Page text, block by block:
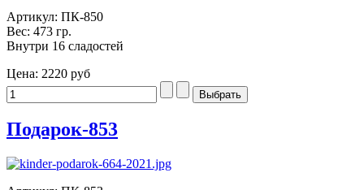
Артикул: ПК-850
Вес: 473 гр.
Внутри 16 сладостей
Цена: 2220 руб
Подарок-853